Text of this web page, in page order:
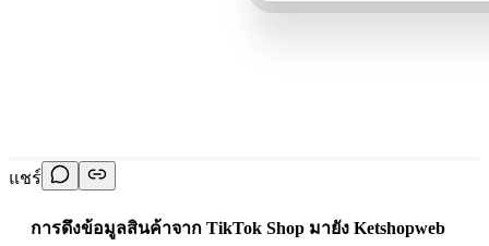
แชร์
การดึงข้อมูลสินค้าจาก TikTok Shop มายัง Ketshopweb